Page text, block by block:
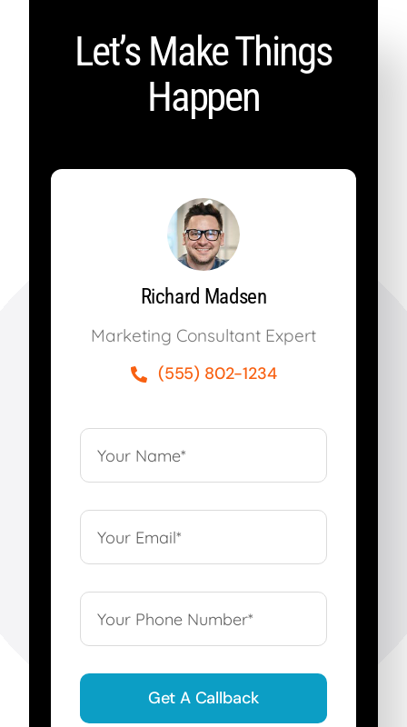
Let’s Make Things
Happen
Richard Madsen
Marketing Consultant Expert
(555) 802-1234
Get A Callback